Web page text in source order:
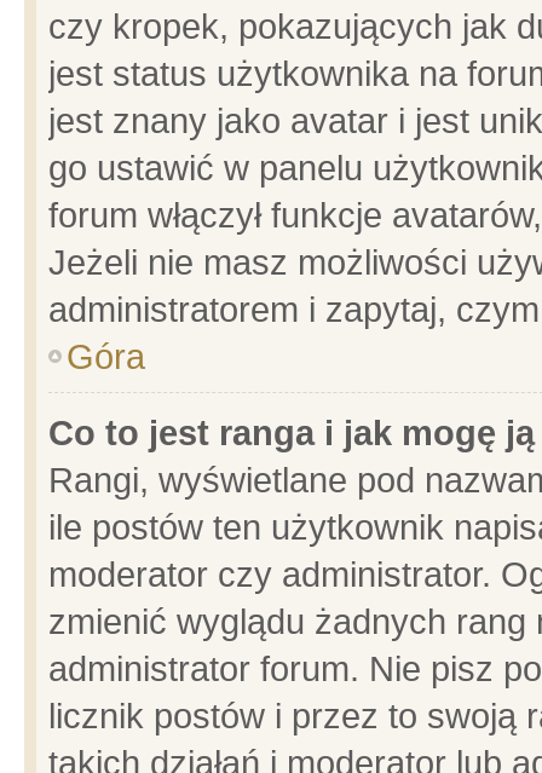
czy kropek, pokazujących jak
jest status użytkownika na
jest znany jako avatar i jest
go ustawić w panelu
forum włączył funkcje
Jeżeli nie masz możliwości
administratorem i zapytaj,
Góra
Co to jest ranga i jak mogę
Rangi, wyświetlane pod
ile postów ten użytkownik
moderator czy administrator.
zmienić wyglądu żadnych
administrator forum. Nie pisz
licznik postów i przez to swoją
takich działań i moderator lub